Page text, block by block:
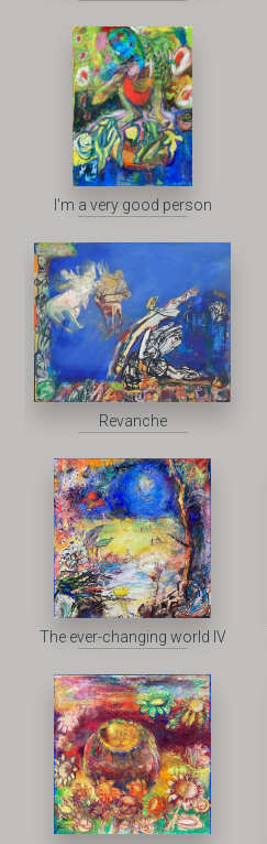
I'm a very good person
Revanche
The ever-changing world IV